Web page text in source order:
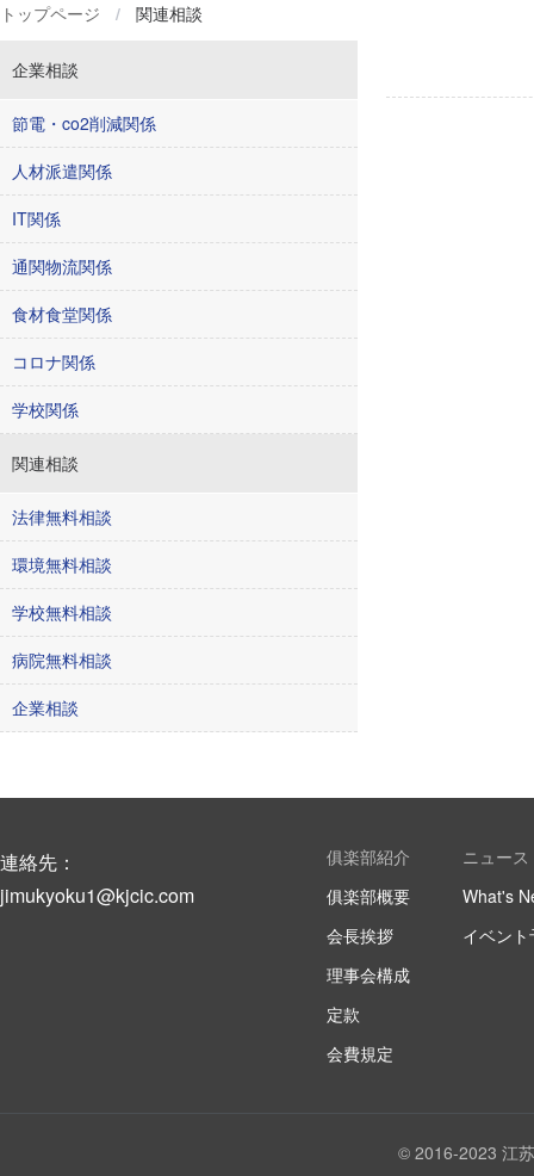
トップページ / 関連相談
企業相談
節電・co2削減関係
人材派遣関係
IT関係
通関物流関係
食材食堂関係
コロナ関係
学校関係
関連相談
法律無料相談
環境無料相談
学校無料相談
病院無料相談
企業相談
連絡先：
jimukyoku1@kjcic.com
俱楽部紹介
俱楽部概要
会長挨拶
理事会構成
定款
会費規定
ニュース
What's
イベン
© 2016-2023 江